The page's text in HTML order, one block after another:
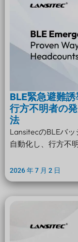
BLE緊急避難
行方不明者の
法
LansitecのBLEバ
自動化し、行方不
2026 年 7 月 2 日